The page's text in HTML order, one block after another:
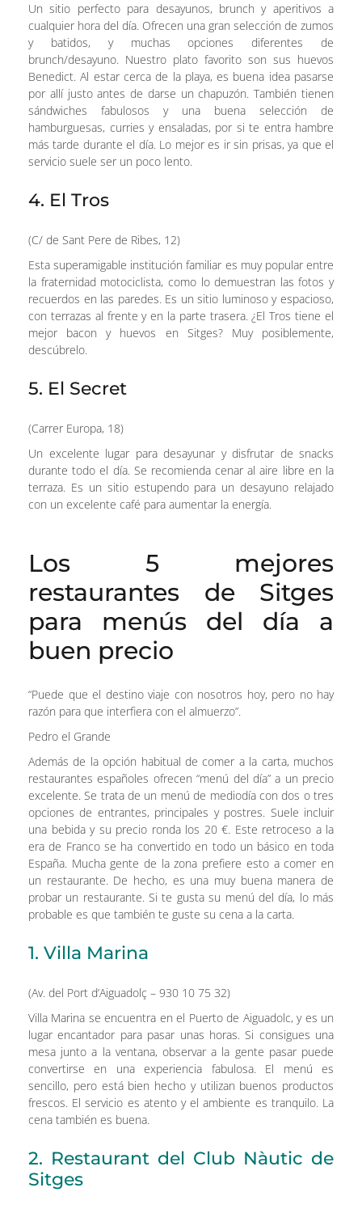
Un sitio perfecto para desayunos, brunch y aperitivos a
cualquier hora del día. Ofrecen una gran selección de zumos
y batidos, y muchas opciones diferentes de
brunch/desayuno. Nuestro plato favorito son sus huevos
Benedict. Al estar cerca de la playa, es buena idea pasarse
por allí justo antes de darse un chapuzón. También tienen
sándwiches fabulosos y una buena selección de
hamburguesas, curries y ensaladas, por si te entra hambre
más tarde durante el día. Lo mejor es ir sin prisas, ya que el
servicio suele ser un poco lento.
4. El Tros
(C/ de Sant Pere de Ribes, 12)
Esta superamigable institución familiar es muy popular entre
la fraternidad motociclista, como lo demuestran las fotos y
recuerdos en las paredes. Es un sitio luminoso y espacioso,
con terrazas al frente y en la parte trasera. ¿El Tros tiene el
mejor bacon y huevos en Sitges? Muy posiblemente,
descúbrelo.
5. El Secret
(Carrer Europa, 18)
Un excelente lugar para desayunar y disfrutar de snacks
durante todo el día. Se recomienda cenar al aire libre en la
terraza. Es un sitio estupendo para un desayuno relajado
con un excelente café para aumentar la energía.
Los 5 mejores
restaurantes de Sitges
para menús del día a
buen precio
“Puede que el destino viaje con nosotros hoy, pero no hay
razón para que interfiera con el almuerzo”.
Pedro el Grande
Además de la opción habitual de comer a la carta, muchos
restaurantes españoles ofrecen “menú del día” a un precio
excelente. Se trata de un menú de mediodía con dos o tres
opciones de entrantes, principales y postres. Suele incluir
una bebida y su precio ronda los 20 €. Este retroceso a la
era de Franco se ha convertido en todo un básico en toda
España. Mucha gente de la zona prefiere esto a comer en
un restaurante. De hecho, es una muy buena manera de
probar un restaurante. Si te gusta su menú del día, lo más
probable es que también te guste su cena a la carta.
1. Villa Marina
(Av. del Port d’Aiguadolç – 930 10 75 32)
Villa Marina se encuentra en el Puerto de Aiguadolc, y es un
lugar encantador para pasar unas horas. Si consigues una
mesa junto a la ventana, observar a la gente pasar puede
convertirse en una experiencia fabulosa. El menú es
sencillo, pero está bien hecho y utilizan buenos productos
frescos. El servicio es atento y el ambiente es tranquilo. La
cena también es buena.
2. Restaurant del Club Nàutic de
Sitges